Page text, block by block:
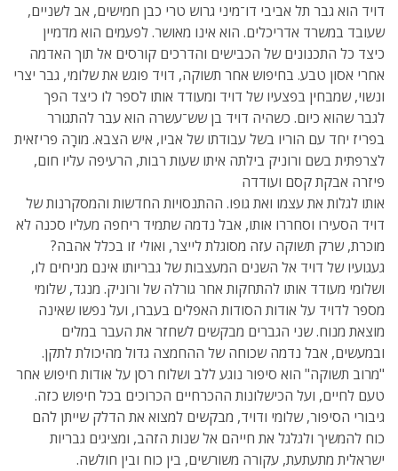
דויד הוא גבר תל אביבי דו־מיני גרוש טרי כבן חמישים, אב לשניים,
שעובד במשרד אדריכלים. הוא אינו מאושר. לפעמים הוא מדמיין
כיצד כל התכנונים של הכבישים והדרכים קורסים אל תוך האדמה
אחרי אסון טבע. בחיפוש אחר תשוקה, דויד פוגש את שלומי, גבר יצרי
ונשוי, שמבחין בפצעיו של דויד ומעודד אותו לספר לו כיצד הפך
לגבר שהוא כיום. כשהיה דויד בן שש־עשרה הוא עבר להתגורר
בפריז יחד עם הוריו בשל עבודתו של אביו, איש הצבא. מורָה פריזאית
לצרפתית בשם ורוניק בילתה איתו שעות רבות, הרעיפה עליו חום,
פיזרה אבקת קסם ועודדה
אותו לגלות את עצמו ואת גופו. ההתנסויות החדשות והמסקרנות של
דויד הסעירו וסחררו אותו, אבל נדמה שתמיד ריחפה מעליו סכנה לא
מוכרת, שרק תשוקה עזה מסוגלת לייצר, ואולי זו בכלל אהבה?
געגועיו של דויד אל השנים המעצבות של גבריותו אינם מניחים לו,
ושלומי מעודד אותו להתחקות אחר גורלה של ורוניק. מנגד, שלומי
מספר לדויד על אודות הסודות האפלים בעברו, ועל נפשו שאינה
מוצאת מנוח. שני הגברים מבקשים לשחזר את העבר במלים
ובמעשים, אבל נדמה שכוחה של ההחמצה גדול מהיכולת לתקן.
"מרוב תשוקה" הוא סיפור נוגע ללב ושלוח רסן על אודות חיפוש אחר
טעם לחיים, ועל הכישלונות ההכרחיים הכרוכים בכל חיפוש כזה.
גיבורי הסיפור, שלומי ודויד, מבקשים למצוא את הדלק שייתן להם
כוח להמשיך ולגלגל את חייהם אל שנות הזהב, ומציגים גבריות
ישראלית מתעתעת, עקורה משורשים, בין כוח ובין חולשה.